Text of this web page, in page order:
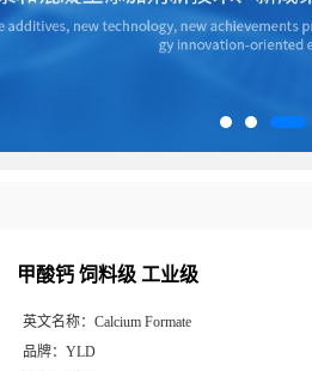
甲酸钙 饲料级 工业级
英文名称： Calcium Formate
品牌： YLD